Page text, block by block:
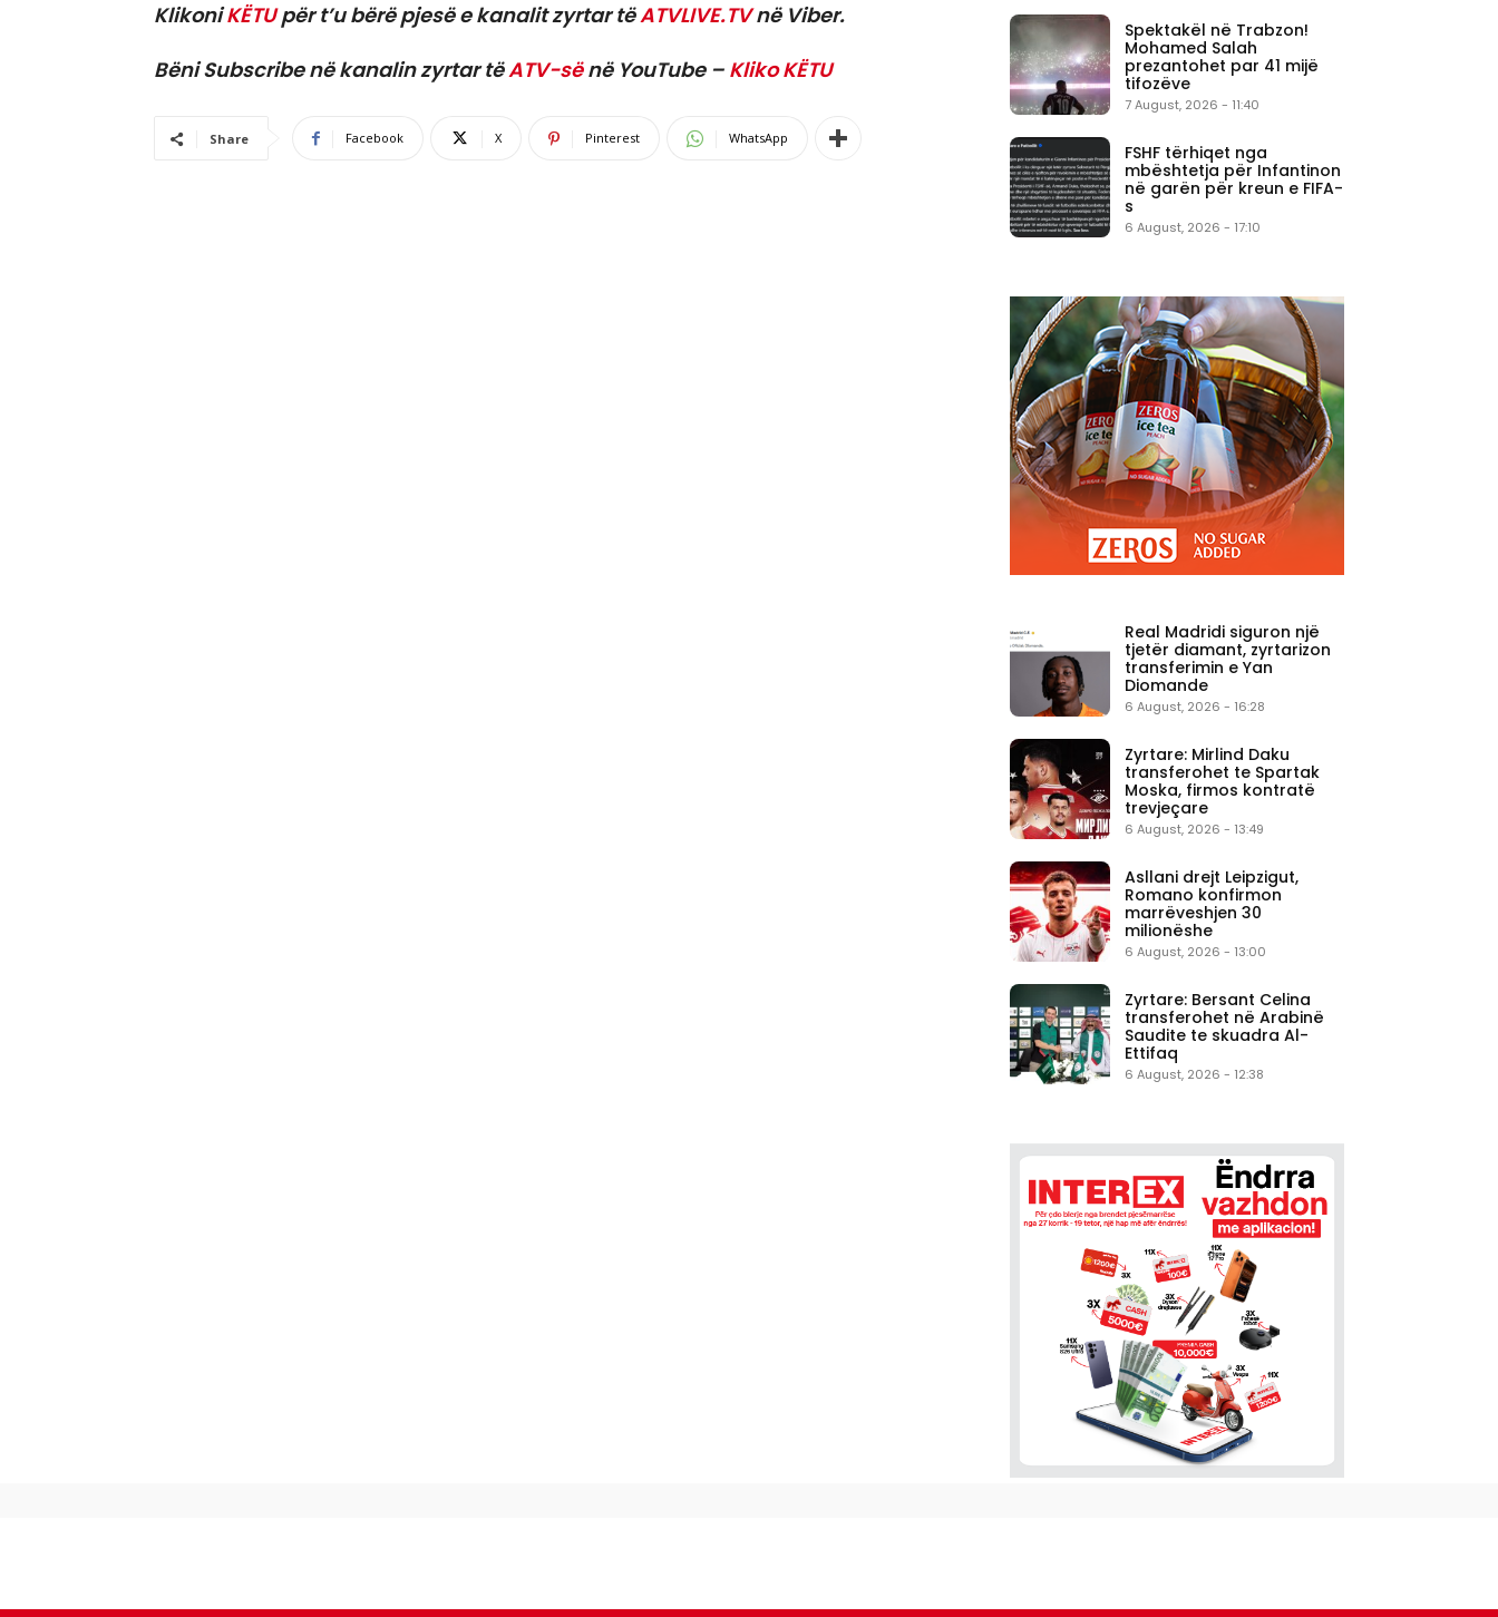
KlikoniKËTUpër t’u bërë pjesë e kanalit zyrtar tëATVLIVE.TVnë Viber.
Bëni Subscribe në kanalin zyrtar tëATV-sënë YouTube – Kliko KËTU
Share Facebook X Pinterest WhatsApp
Spektakël në Trabzon!
Mohamed Salah
prezantohet par 41 mijë
tifozëve
7 August, 2026 - 11:40
FSHF tërhiqet nga
mbështetja për Infantinon
në garën për kreun e FIFA-
s
6 August, 2026 - 17:10
Real Madridi siguron një
tjetër diamant, zyrtarizon
transferimin e Yan
Diomande
6 August, 2026 - 16:28
Zyrtare: Mirlind Daku
transferohet te Spartak
Moska, firmos kontratë
trevjeçare
6 August, 2026 - 13:49
Asllani drejt Leipzigut,
Romano konfirmon
marrëveshjen 30
milionëshe
6 August, 2026 - 13:00
Zyrtare: Bersant Celina
transferohet në Arabinë
Saudite te skuadra Al-
Ettifaq
6 August, 2026 - 12:38